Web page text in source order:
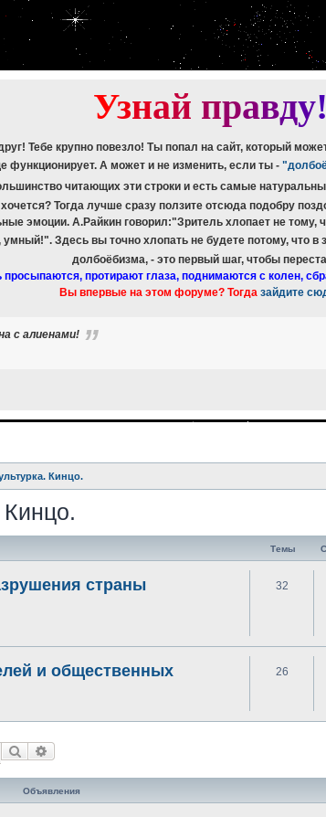
Couldn't fetch mysqli_result
Couldn't fetch mysqli_result
Couldn't fetch mysqli_result
Couldn't fetch mysqli_result
Couldn't fetch mysqli_result
Couldn't fetch mysqli_result
Узнай правду!
Тебе крупно повезло! Ты попал на сайт, который
функционирует. А может и не изменить, если ты -
читающих эти строки и есть самые
Тогда лучше сразу ползите отсюда подобру
эмоции. А.Райкин говорил:"Зритель хлопает не тому,
умный!". Здесь вы точно хлопать не будете потому, что в
долбоёбизма, - это первый шаг, чтобы
просыпаются, протирают глаза, поднимаются с колен,
Вы впервые на этом форуме? Тогда зайдите
с алиенами!
Кинцо.
Кинцо.
Темы
страны 32
и общественных
26
Поиск
Объявления